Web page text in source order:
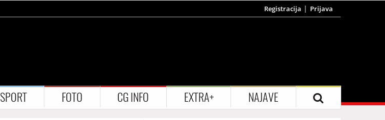
Registracija Prijava
SPORT FOTO CG INFO EXTRA+ NAJAVE